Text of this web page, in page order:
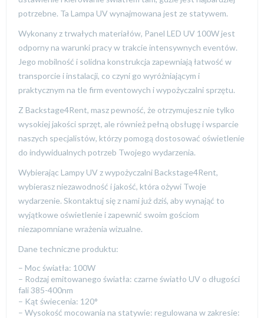
potrzebne. Ta Lampa UV wynajmowana jest ze statywem.
Wykonany z trwałych materiałów, Panel LED UV 100W jest
odporny na warunki pracy w trakcie intensywnych eventów.
Jego mobilność i solidna konstrukcja zapewniają łatwość w
transporcie i instalacji, co czyni go wyróżniającym i
praktycznym na tle firm eventowych i wypożyczalni sprzętu.
Z Backstage4Rent, masz pewność, że otrzymujesz nie tylko
wysokiej jakości sprzęt, ale również pełną obsługę i wsparcie
naszych specjalistów, którzy pomogą dostosować oświetlenie
do indywidualnych potrzeb Twojego wydarzenia.
Wybierając Lampy UV z wypożyczalni Backstage4Rent,
wybierasz niezawodność i jakość, która ożywi Twoje
wydarzenie. Skontaktuj się z nami już dziś, aby wynająć to
wyjątkowe oświetlenie i zapewnić swoim gościom
niezapomniane wrażenia wizualne.
Dane techniczne produktu:
– Moc światła: 100W
– Rodzaj emitowanego światła: czarne światło UV o długości
fali 385-400nm
– Kąt świecenia: 120°
– Wysokość mocowania na statywie: regulowana w zakresie: